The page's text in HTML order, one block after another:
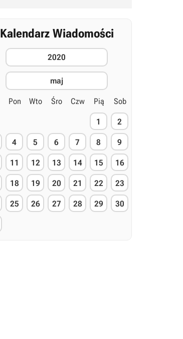
Kalendarz Wiadomości
2020
maj
Pon Wto Śro Czw Pią Sob
1 2
4 5 6 7 8 9
11 12 13 14 15 16
18 19 20 21 22 23
25 26 27 28 29 30